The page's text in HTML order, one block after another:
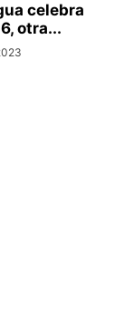
celebra
otra...